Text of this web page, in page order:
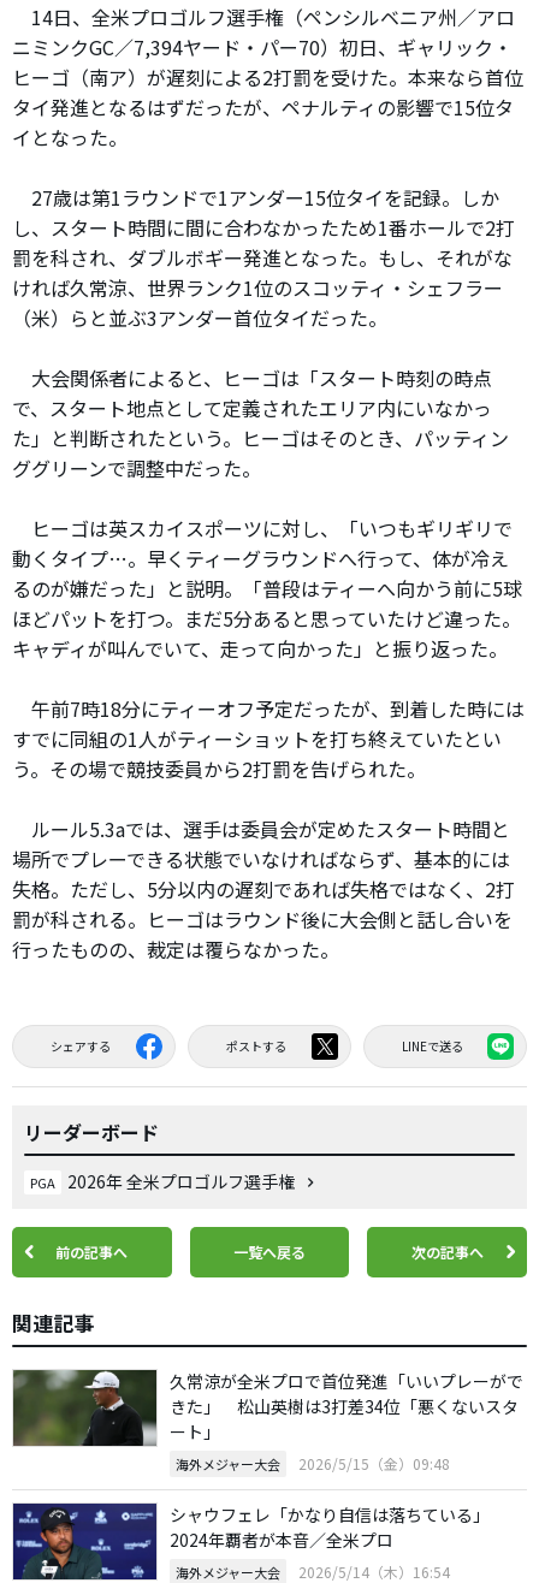
14日、全米プロゴルフ選手権（ペンシルベニア州／アロ
ニミンクGC／7,394ヤード・パー70）初日、ギャリック・
ヒーゴ（南ア）が遅刻による2打罰を受けた。本来なら首位
タイ発進となるはずだったが、ペナルティの影響で15位タ
イとなった。
27歳は第1ラウンドで1アンダー15位タイを記録。しか
し、スタート時間に間に合わなかったため1番ホールで2打
罰を科され、ダブルボギー発進となった。もし、それがな
ければ久常涼、世界ランク1位のスコッティ・シェフラー
（米）らと並ぶ3アンダー首位タイだった。
大会関係者によると、ヒーゴは「スタート時刻の時点
で、スタート地点として定義されたエリア内にいなかっ
た」と判断されたという。ヒーゴはそのとき、パッティン
ググリーンで調整中だった。
ヒーゴは英スカイスポーツに対し、「いつもギリギリで
動くタイプ…。早くティーグラウンドへ行って、体が冷え
るのが嫌だった」と説明。「普段はティーへ向かう前に5球
ほどパットを打つ。まだ5分あると思っていたけど違った。
キャディが叫んでいて、走って向かった」と振り返った。
午前7時18分にティーオフ予定だったが、到着した時には
すでに同組の1人がティーショットを打ち終えていたとい
う。その場で競技委員から2打罰を告げられた。
ルール5.3aでは、選手は委員会が定めたスタート時間と
場所でプレーできる状態でいなければならず、基本的には
失格。ただし、5分以内の遅刻であれば失格ではなく、2打
罰が科される。ヒーゴはラウンド後に大会側と話し合いを
行ったものの、裁定は覆らなかった。
シェアする ポストする LINEで送る
リーダーボード
PGA 2026年 全米プロゴルフ選手権
前の記事へ 一覧へ戻る 次の記事へ
関連記事
久常涼が全米プロで首位発進「いいプレーがで
きた」 松山英樹は3打差34位「悪くないスタ
ート」
海外メジャー大会 2026/5/15（金）09:48
シャウフェレ「かなり自信は落ちている」
2024年覇者が本音／全米プロ
海外メジャー大会 2026/5/14（木）16:54